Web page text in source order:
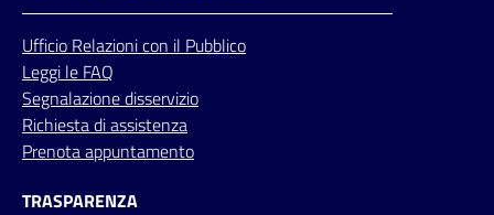
Ufficio Relazionicon il Pubblico
Leggi le FAQ
Segnalazione disservizio
Richiesta di assistenza
Prenota appuntamento
TRASPARENZA